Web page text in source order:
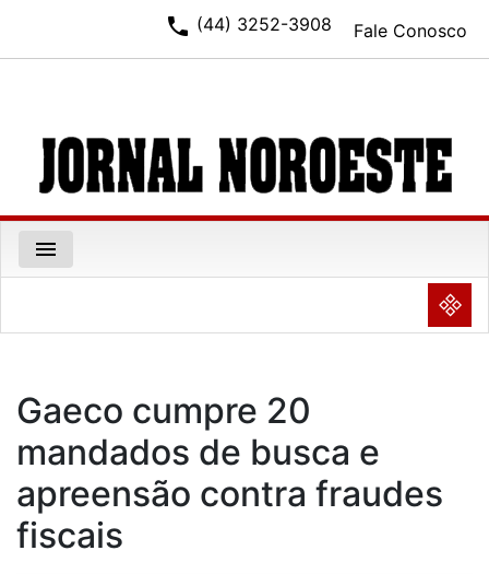
Fale Conosco
phone (44) 3252-3908
menu
NULL
Gaeco cumpre 20
mandados de busca e
apreensão contra fraudes
fiscais